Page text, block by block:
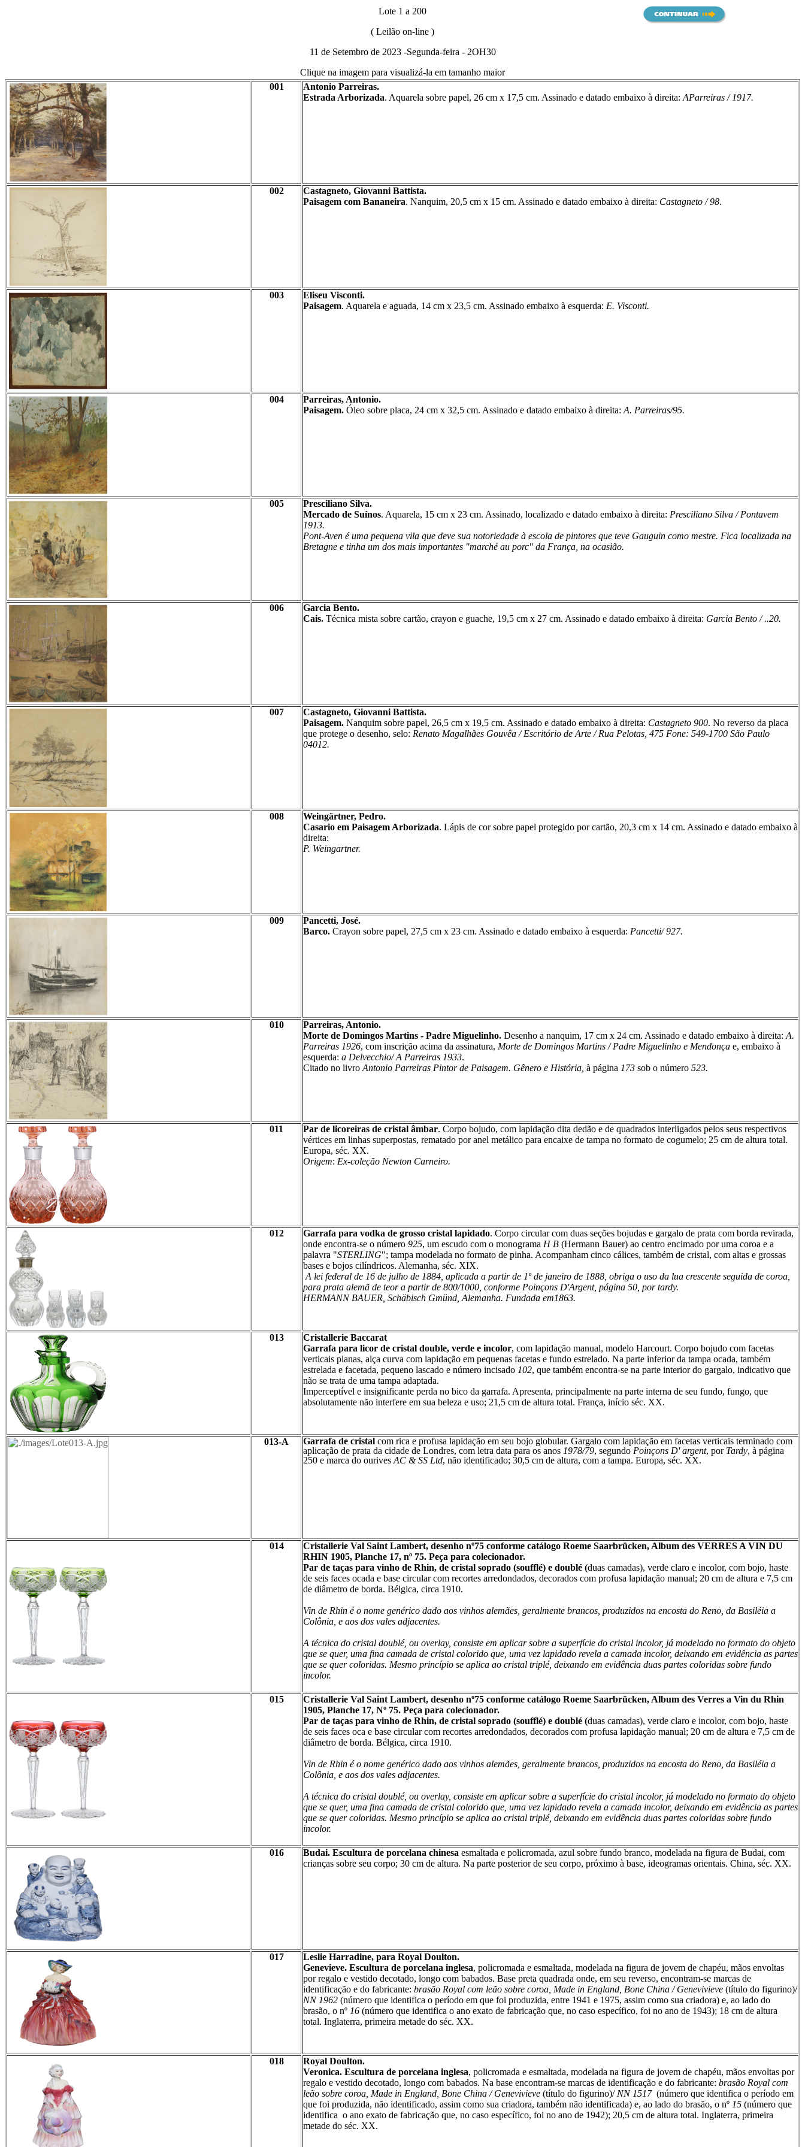
Lote 1 a 200
( Leilão on-line )
11 de Setembrode 2023 -Segunda-feira - 2OH30
Clique na imagem para visualizá-la em tamanho maior
001
Antonio Parreiras.
Estrada Arborizada. Aquarela sobre papel, 26 cm x 17,5 cm. Assinado e datado embaixo à direita: AParreiras / 1917.
002
Castagneto, Giovanni Battista.
Paisagem com Bananeira. Nanquim, 20,5 cm x 15 cm. Assinado e datado embaixo à direita: Castagneto / 98.
003
Eliseu Visconti.
Paisagem. Aquarela e aguada, 14 cm x 23,5 cm. Assinado embaixo à esquerda: E. Visconti.
004
Parreiras, Antonio.
Paisagem. Óleo sobre placa, 24 cm x 32,5 cm. Assinado e datado embaixo à direita: A. Parreiras/95.
005
Presciliano Silva.
Mercado de Suínos. Aquarela, 15 cm x 23 cm. Assinado, localizado e datado embaixo à direita: Presciliano Silva / Pontavem
1913.
Pont-Aven é uma pequena vila que deve sua notoriedade à escola de pintores que teve Gauguin como mestre. Fica localizada na
Bretagne e tinha um dos mais importantes "marché au porc" da França, na ocasião.
006
Garcia Bento.
Cais. Técnica mista sobre cartão, crayon e guache, 19,5 cm x 27 cm. Assinado e datado embaixo à direita: Garcia Bento /..20.
007
Castagneto, Giovanni Battista.
Paisagem. Nanquim sobre papel, 26,5 cm x 19,5 cm. Assinado e datado embaixo à direita: Castagneto 900. No reverso da placa
que protege o desenho, selo: Renato Magalhães Gouvêa / Escritório de Arte / Rua Pelotas, 475 Fone: 549-1700 São Paulo
04012.
008
Weingärtner, Pedro.
Casario em Paisagem Arborizada. Lápis de cor sobre papel protegido por cartão, 20,3 cm x 14 cm. Assinado e datado embaixo à
direita:
P. Weingartner.
009
Pancetti, José.
Barco. Crayon sobre papel, 27,5 cm x 23 cm. Assinado e datado embaixo à esquerda: Pancetti/ 927.
010
Parreiras, Antonio.
Morte de Domingos Martins - Padre Miguelinho. Desenho a nanquim, 17 cm x 24 cm. Assinado e datado embaixo à direita: A.
Parreiras 1926, com inscrição acima da assinatura, Morte de Domingos Martins / Padre Miguelinho e Mendonça e, embaixo à
esquerda: a Delvecchio/ A Parreiras 1933.
Citado no livro Antonio Parreiras Pintor de Paisagem. Gênero e História, à página 173 sob o número 523.
011 Par de licoreiras de cristal âmbar. Corpo bojudo, com lapidação dita dedão e de quadrados interligados pelos seus respectivos
vértices em linhas superpostas, rematado por anel metálico para encaixe de tampa no formato de cogumelo; 25 cm de altura total.
Europa, séc. XX.
Origem: Ex-coleção Newton Carneiro.
012 Garrafa para vodka de grosso cristal lapidado. Corpo circular com duas seções bojudas e gargalo de prata com borda revirada,
onde encontra-se o número 925, um escudo com o monograma H B (Hermann Bauer) ao centro encimado por uma coroa e a
palavra "STERLING"; tampa modelada no formato de pinha. Acompanham cinco cálices, também de cristal, com altas e grossas
bases e bojos cilíndricos. Alemanha, séc. XIX.
A lei federal de 16 de julho de 1884, aplicada a partir de 1º de janeiro de 1888, obriga o uso da lua crescente seguida de coroa,
para prata alemã de teor a partir de 800/1000, conforme Poinçons D'Argent, página 50, por tardy.
HERMANN BAUER, Schäbisch Gmünd, Alemanha. Fundada em1863.
013
Cristallerie Baccarat
Garrafa para licor de cristal double, verde e incolor, com lapidação manual, modelo Harcourt. Corpo bojudo com facetas
verticais planas, alça curva com lapidação em pequenas facetas e fundo estrelado. Na parte inferior da tampa ocada, também
estrelada e facetada, pequeno lascado e número incisado 102, que também encontra-se na parte interior do gargalo, indicativo que
não se trata de uma tampa adaptada.
Imperceptível e insignificante perda no bico da garrafa. Apresenta, principalmente na parte interna de seu fundo, fungo, que
absolutamente não interfere em sua beleza e uso; 21,5 cm de altura total. França, início séc. XX.
013-A Garrafa de cristal com rica e profusa lapidação em seu bojo globular. Gargalo com lapidação em facetas verticais terminado com
aplicação de prata da cidade de Londres, com letra data para os anos 1978/79, segundo Poinçons D' argent, por Tardy, à página
250 e marca do ourives AC & SS Ltd, não identificado; 30,5 cm de altura, com a tampa. Europa, séc. XX.
014
Cristallerie Val Saint Lambert, desenho nº75 conforme catálogo Roeme Saarbrücken, Album des VERRES A VIN DU
RHIN 1905, Planche 17, nº 75. Peça para colecionador.
Par de taças para vinho de Rhin, de cristal soprado (soufflé) e doublé (duas camadas), verde claro e incolor, com bojo, haste
de seis faces ocada e base circular com recortes arredondados, decorados com profusa lapidação manual; 20 cm de altura e 7,5 cm
de diâmetro de borda. Bélgica, circa 1910.
Vin de Rhin é o nome genérico dado aos vinhos alemães, geralmente brancos, produzidos na encosta do Reno, da Basiléia a
Colônia, e aos dos vales adjacentes.
A técnica do cristal doublé, ou overlay, consiste em aplicar sobre a superfície do cristal incolor, já modelado no formato do objeto
que se quer, uma fina camada de cristal colorido que, uma vez lapidado revela a camada incolor, deixando em evidência as partes
que se quer coloridas. Mesmo princípio se aplica ao cristal triplé, deixando em evidência duas partes coloridas sobre fundo
incolor.
015
Cristallerie Val Saint Lambert, desenho nº75 conforme catálogo Roeme Saarbrücken, Album des Verres a Vin du Rhin
1905, Planche 17, Nº 75. Peça para colecionador.
Par de taças para vinho de Rhin, de cristal soprado (soufflé) e doublé (duas camadas), verde claro e incolor, com bojo, haste
de seis faces oca e base circular com recortes arredondados, decorados com profusa lapidação manual; 20 cm de altura e 7,5 cm de
diâmetro de borda. Bélgica, circa 1910.
Vin de Rhin é o nome genérico dado aos vinhos alemães, geralmente brancos, produzidos na encosta do Reno, da Basiléia a
Colônia, e aos dos vales adjacentes.
A técnica do cristal doublé, ou overlay, consiste em aplicar sobre a superfície do cristal incolor, já modelado no formato do objeto
que se quer, uma fina camada de cristal colorido que, uma vez lapidado revela a camada incolor, deixando em evidência as partes
que se quer coloridas. Mesmo princípio se aplica ao cristal triplé, deixando em evidência duas partes coloridas sobre fundo
incolor.
016 Budai. Escultura de porcelana chinesa esmaltada e policromada, azul sobre fundo branco, modelada na figura de Budai, com
crianças sobre seu corpo; 30 cm de altura. Na parte posterior de seu corpo, próximo à base, ideogramas orientais. China, séc. XX.
017
Leslie Harradine, para Royal Doulton.
Genevieve. Escultura de porcelana inglesa, policromada e esmaltada, modelada na figura de jovem de chapéu, mãos envoltas
por regalo e vestido decotado, longo com babados. Base preta quadrada onde, em seu reverso, encontram-se marcas de
identificação e do fabricante: brasão Royal com leão sobre coroa, Made in England, Bone China / Genevivieve (título do figurino)/
NN 1962 (número que identifica o período em que foi produzida, entre 1941 e 1975, assim como sua criadora) e, ao lado do
brasão, o nº 16 (número que identifica o ano exato de fabricação que, no caso específico, foi no ano de 1943); 18 cm de altura
total. Inglaterra, primeira metade do séc. XX.
018
Royal Doulton.
Veronica. Escultura de porcelana inglesa, policromada e esmaltada, modelada na figura de jovem de chapéu, mãos envoltas por
regalo e vestido decotado, longo com babados. Na base encontram-se marcas de identificação e do fabricante: brasão Royal com
leão sobre coroa, Made in England, Bone China / Genevivieve (título do figurino)/ NN 1517 (número que identifica o período em
que foi produzida, não identificado, assim como sua criadora, também não identificada) e, ao lado do brasão, o nº 15 (número que
identifica o ano exato de fabricação que, no caso específico, foi no ano de 1942); 20,5 cm de altura total. Inglaterra, primeira
metade do séc. XX.